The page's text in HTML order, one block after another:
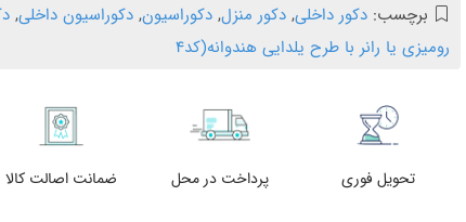
برچسب: دکور داخلی, دکور منزل, دکوراسیون, دکوراسیون داخلی,
رومیزی یا رانر با طرح یلدایی هندوانه(کد۴
تحویل فوری پرداخت در محل ضمانت اصالت کالا